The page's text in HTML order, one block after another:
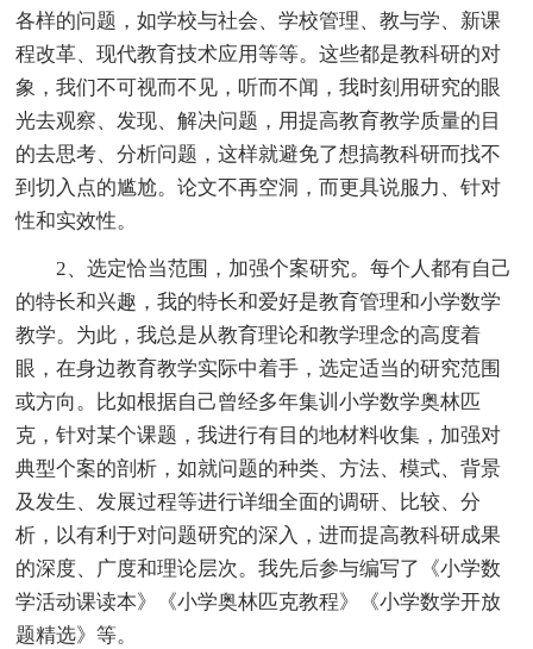
各样的问题，如学校与社会、学校管理、教与学、新课
程改革、现代教育技术应用等等。这些都是教科研的对
象，我们不可视而不见，听而不闻，我时刻用研究的眼
光去观察、发现、解决问题，用提高教育教学质量的目
的去思考、分析问题，这样就避免了想搞教科研而找不
到切入点的尴尬。论文不再空洞，而更具说服力、针对
性和实效性。
2、选定恰当范围，加强个案研究。每个人都有自己
的特长和兴趣，我的特长和爱好是教育管理和小学数学
教学。为此，我总是从教育理论和教学理念的高度着
眼，在身边教育教学实际中着手，选定适当的研究范围
或方向。比如根据自己曾经多年集训小学数学奥林匹
克，针对某个课题，我进行有目的地材料收集，加强对
典型个案的剖析，如就问题的种类、方法、模式、背景
及发生、发展过程等进行详细全面的调研、比较、分
析，以有利于对问题研究的深入，进而提高教科研成果
的深度、广度和理论层次。我先后参与编写了《小学数
学活动课读本》《小学奥林匹克教程》《小学数学开放
题精选》等。